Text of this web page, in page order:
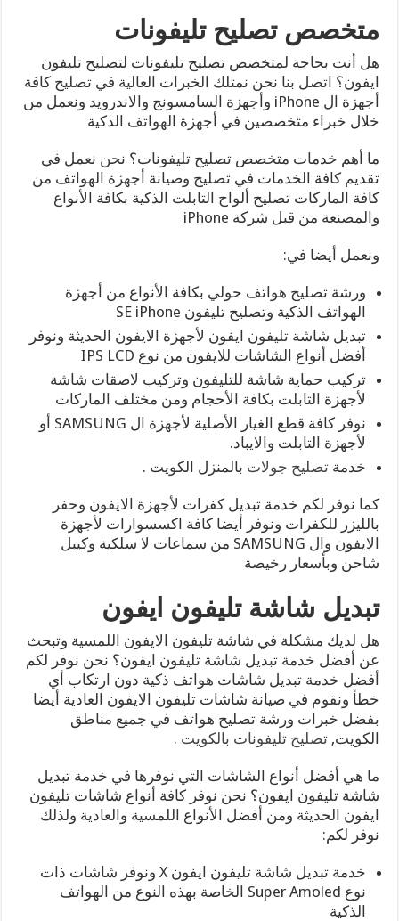
متخصص تصليح تليفونات
هل أنت بحاجة لمتخصص تصليح تليفونات لتصليح تليفون
ايفون؟ اتصل بنا نحن نمتلك الخبرات العالية في تصليح كافة
أجهزة ال iPhone وأجهزة السامسونج والاندرويد ونعمل من
خلال خبراء متخصصين في أجهزة الهواتف الذكية
ما أهم خدمات متخصص تصليح تليفونات؟ نحن نعمل في
تقديم كافة الخدمات في تصليح وصيانة أجهزة الهواتف من
كافة الماركات تصليح ألواح التابلت الذكية بكافة الأنواع
والمصنعة من قبل شركة iPhone
ونعمل أيضا في:
ورشة تصليح هواتف حولي بكافة الأنواع من أجهزة
الهواتف الذكية وتصليح تليفون SE iPhone
تبديل شاشة تليفون ايفون لأجهزة الايفون الحديثة ونوفر
أفضل أنواع الشاشات للايفون من نوع IPS LCD
تركيب حماية شاشة للتليفون وتركيب لاصقات شاشة
لأجهزة التابلت بكافة الأحجام ومن مختلف الماركات
نوفر كافة قطع الغيار الأصلية لأجهزة ال SAMSUNG أو
لأجهزة التابلت والايباد.
خدمةتصليح جولات بالمنزل الكويت .
كما نوفر لكم خدمة تبديل كفرات لأجهزة الايفون وحفر
بالليزر للكفرات ونوفر أيضا كافة اكسسوارات لأجهزة
الايفون وال SAMSUNG من سماعات لا سلكية وكيبل
شاحن وبأسعار رخيصة
تبديل شاشة تليفون ايفون
هل لديك مشكلة في شاشة تليفون الايفون اللمسية وتبحث
عن أفضل خدمة تبديل شاشة تليفون ايفون؟ نحن نوفر لكم
أفضل خدمة تبديل شاشات هواتف ذكية دون ارتكاب أي
خطأ ونقوم في صيانة شاشات تليفون الايفون العادية أيضا
بفضل خبرات ورشة تصليح هواتف في جميع مناطق
الكويت,تصليح تليفونات بالكويت .
ما هي أفضل أنواع الشاشات التي نوفرها في خدمة تبديل
شاشة تليفون ايفون؟ نحن نوفر كافة أنواع شاشات تليفون
ايفون الحديثة ومن أفضل الأنواع اللمسية والعادية ولذلك
نوفر لكم:
خدمة تبديل شاشة تليفون ايفون X ونوفر شاشات ذات
نوع Super Amoled الخاصة بهذه النوع من الهواتف
الذكية